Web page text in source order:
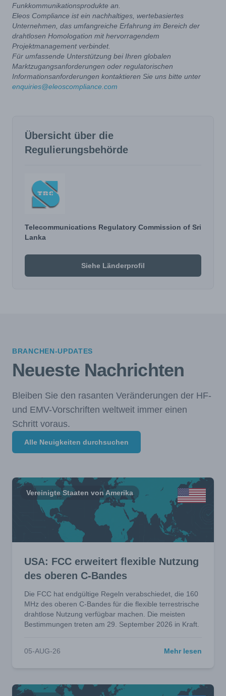
Funkkommunikationsprodukte an.
Eleos Compliance ist ein nachhaltiges, wertebasiertes
Unternehmen, das umfangreiche Erfahrung im Bereich der
drahtlosen Homologation mit hervorragendem
Projektmanagement verbindet.
Für umfassende Unterstützung bei Ihren globalen
Marktzugangsanforderungen oder regulatorischen
Informationsanforderungen kontaktieren Sie uns bitte unter
enquiries@eleoscompliance.com
Übersicht über die
Regulierungsbehörde
Telecommunications Regulatory Commission of Sri
Lanka
Siehe Länderprofil
BRANCHEN-UPDATES
Neueste Nachrichten
Bleiben Sie den rasanten Veränderungen der HF-
und EMV-Vorschriften weltweit immer einen
Schritt voraus.
Alle Neuigkeiten durchsuchen
Vereinigte Staaten von Amerika
USA: FCC erweitert flexible Nutzung
des oberen C-Bandes
Die FCC hat endgültige Regeln verabschiedet, die 160
MHz des oberen C-Bandes für die flexible terrestrische
drahtlose Nutzung verfügbar machen. Die meisten
Bestimmungen treten am 29. September 2026 in Kraft.
05-AUG-26 Mehr lesen